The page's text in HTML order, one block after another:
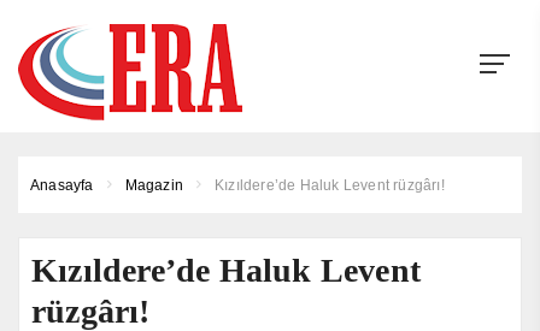
Anasayfa Magazin Kızıldere’de Haluk Levent rüzgârı!
Kızıldere’de Haluk Levent
rüzgârı!